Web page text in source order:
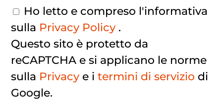
Ho letto e compreso l'informativa
sulla Privacy Policy .
Questo sito è protetto da
reCAPTCHA e si applicano le norme
sulla Privacy e itermini di servizio di
Google.